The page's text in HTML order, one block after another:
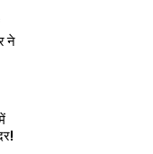
ने